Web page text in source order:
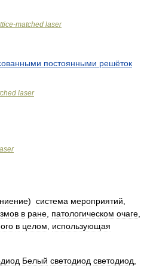
-matched laser
постоянными решёток
laser
) система мероприятий
в ране патологическом очаге
в целом
использующая
Белый светодиод светодиод